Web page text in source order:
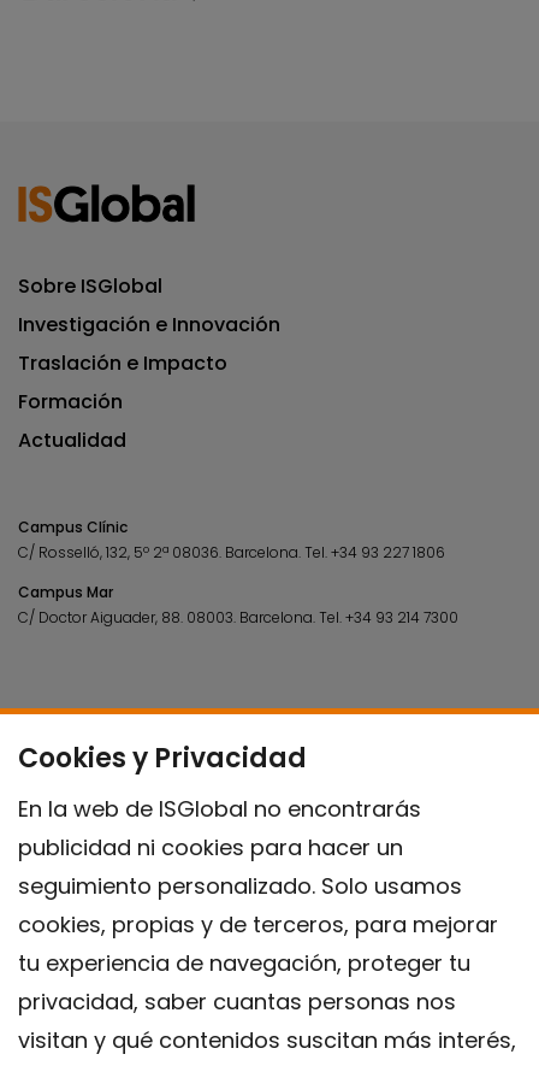
Cookies y Privacidad
En la web de ISGlobal no encontrarás
publicidad ni cookies para hacer un
seguimiento personalizado. Solo usamos
cookies, propias y de terceros, para mejorar
tu experiencia de navegación, proteger tu
privacidad, saber cuantas personas nos
visitan y qué contenidos suscitan más interés,
Sobre ISGlobal
Investigación e Innovación
Traslación e Impacto
Formación
Actualidad
Campus Clínic
C/ Rosselló, 132, 5º 2ª 08036. Barcelona.Tel.+34 93 227 1806
Campus Mar
C/ Doctor Aiguader, 88. 08003. Barcelona.Tel.+34 93 214 7300